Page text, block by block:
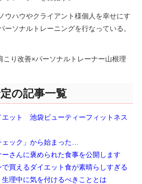
ウハウやクライアント様個人を幸せにす
ーソナルトレーニングを行なっている。
こり改善×パーソナルトレーナー山根理
の記事一覧
エット 池袋ビューティーフィットネス
ック」から始まった…
さんに褒められた食事を公開します
買えるダイエット食が素晴らしすぎる
理中に気を付けるべきこととは